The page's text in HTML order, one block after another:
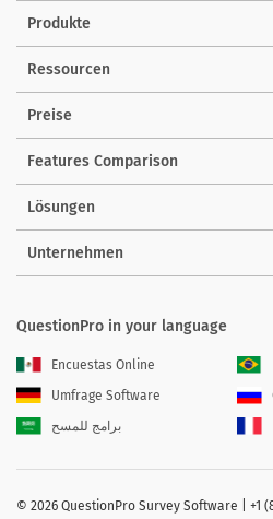
Produkte
Ressourcen
Preise
Features Comparison
Lösungen
Unternehmen
QuestionPro in your language
Encuestas Online
Umfrage Software
برامج للمسح
© 2026 QuestionPro Survey Software | +1